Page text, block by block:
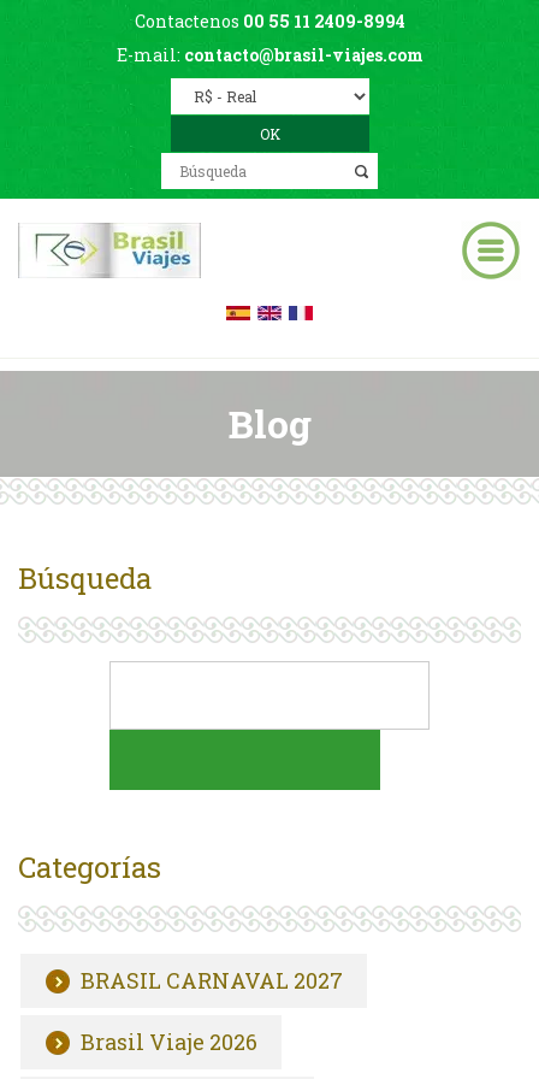
Contactenos 00 55 11 2409-8994
E-mail: contacto@brasil-viajes.com
Blog
Búsqueda
Categorías
BRASIL CARNAVAL 2027
Brasil Viaje 2026